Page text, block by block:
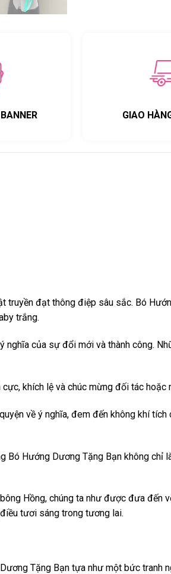
GIAO
truyền đạt thông điệp sâu sắc. Bó
trắng.
của sự đổi mới và thành công.
khích lệ và chúc mừng đối tác hoặc
về ý nghĩa, đem đến không khí
Hướng Dương Tặng Bạn không chỉ
Hồng, chúng ta như được đưa
tươi sáng trong tương lai.
Tặng Bạn tựa như một bức